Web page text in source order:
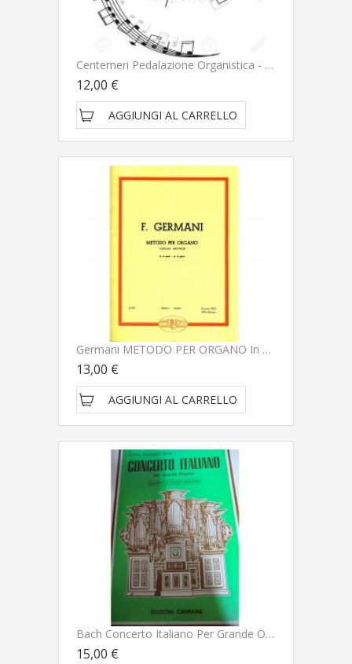
Centemeri Pedalazione Organistica - Ricordi
12,00 €
AGGIUNGI AL CARRELLO
Germani METODO PER ORGANO In 4 Parti PARTE I - Edizione 1978
13,00 €
AGGIUNGI AL CARRELLO
Bach Concerto Italiano Per Grande Organo (Marciano) - Edizioni Carrara
15,00 €